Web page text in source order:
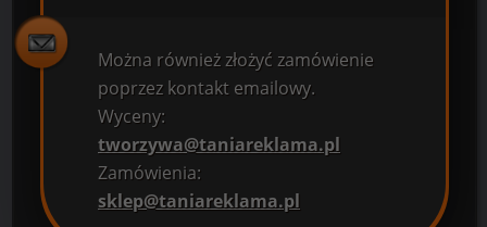
Można również złożyć zamówienie
poprzez kontakt emailowy.
Wyceny:
tworzywa@taniareklama.pl
Zamówienia:
sklep@taniareklama.pl